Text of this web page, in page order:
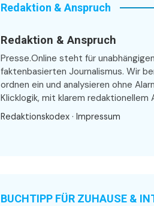
Redaktion & Anspruch
Redaktion & Anspruch
Presse.Online steht für
faktenbasierten Journalismus. Wir
ordnen ein und analysieren ohne
Klicklogik, mit klarem redaktionellem
Redaktionskodex · Impressum
BUCHTIPP FÜR ZUHAUSE &